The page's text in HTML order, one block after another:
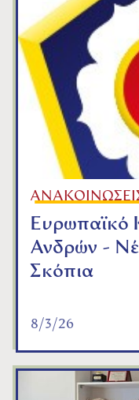
Ευρωπαϊκό
Ανδρών -
Σκόπια
8/3/26